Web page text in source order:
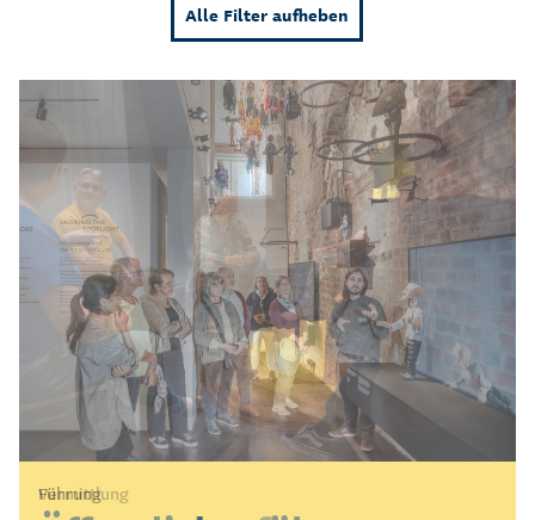
Alle Filter aufheben
Vermittlung
Führung